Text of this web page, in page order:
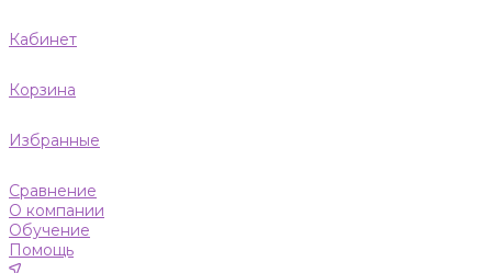
Кабинет
Корзина
Избранные
Сравнение
О компании
Обучение
Помощь